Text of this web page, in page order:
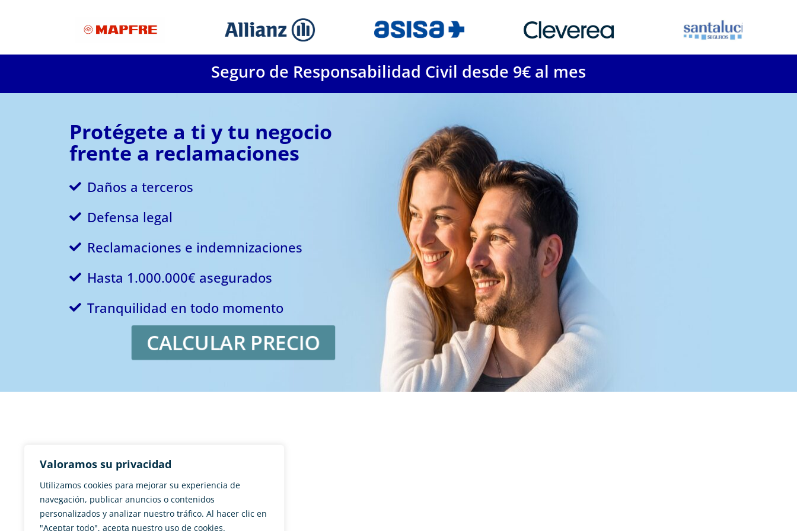
Valoramos su privacidad
Utilizamos cookies para mejorar su experiencia de
navegación, publicar anuncios o contenidos
personalizados y analizar nuestro tráfico. Al hacer clic en
"Aceptar todo", acepta nuestro uso de cookies.
Seguro de Responsabilidad Civil desde 9€ al mes
Protégete a ti y tu negocio
frente a reclamaciones
Daños a terceros
Defensa legal
Reclamaciones e indemnizaciones
Hasta 1.000.000€ asegurados
Tranquilidad en todo momento
CALCULAR PRECIO